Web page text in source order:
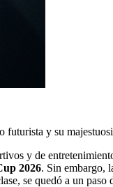
y de
2026. Sin embargo,
se quedó a un